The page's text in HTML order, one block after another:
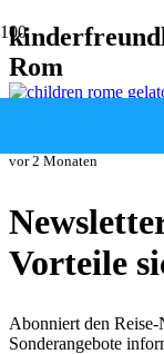
Rom
vor 2 Monaten
Vorteile
Abonniert den
Sonderangebote